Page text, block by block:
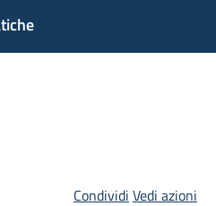
Condividi Vedi azioni